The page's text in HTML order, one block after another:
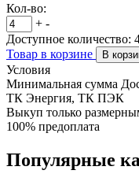
Кол-во:
+ -
Доступное количество:
Товар в корзине
В
Условия
Минимальная сумма
ТК Энергия, ТК ПЭК
Выкуп только
100% предоплата
Популярные